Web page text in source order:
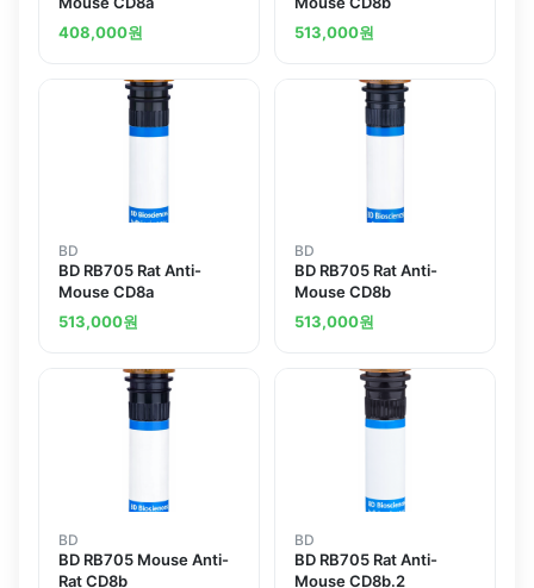
408,000원
513,000원
BD
BD RB705 Rat Anti-
Mouse CD8a
513,000원
BD
BD RB705 Rat Anti-
Mouse CD8b
513,000원
BD
BD RB705 Mouse Anti-
Rat CD8b
BD
BD RB705 Rat Anti-
Mouse CD8b.2